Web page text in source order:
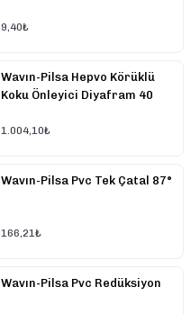
9,40₺
Wavın-Pilsa Hepvo Körüklü
Koku Önleyici Diyafram 40
1.004,10₺
Wavın-Pilsa Pvc Tek Çatal 87°
166,21₺
Wavın-Pilsa Pvc Redüksiyon